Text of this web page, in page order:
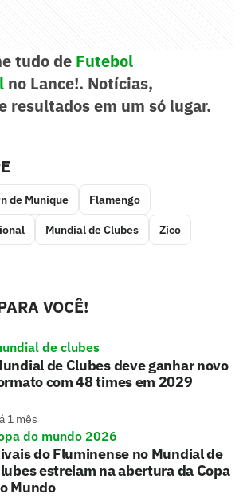
tudo de Futebol
no Lance!. Notícias,
resultados em um só lugar.
de Munique Flamengo
Mundial de Clubes Zico
VOCÊ!
de clubes
de Clubes deve ganhar novo
com 48 times em 2029
1 mês
do mundo 2026
do Fluminense no Mundial de
estreiam na abertura da Copa
Mundo